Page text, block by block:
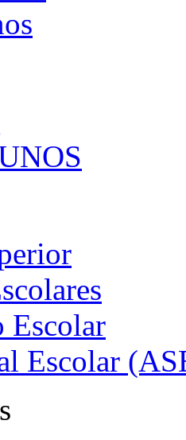
Escolar
Escolar